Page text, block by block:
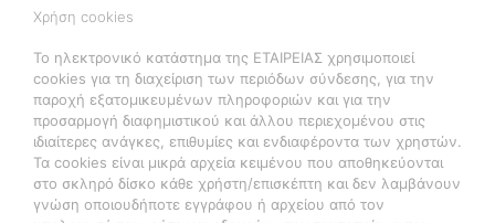
Χρήση cookies
Το ηλεκτρονικό κατάστημα της ΕΤΑΙΡΕΙΑΣ χρησιμοποιεί
cookies για τη διαχείριση των περιόδων σύνδεσης, για την
παροχή εξατομικευμένων πληροφοριών και για την
προσαρμογή διαφημιστικού και άλλου περιεχομένου στις
ιδιαίτερες ανάγκες, επιθυμίες και ενδιαφέροντα των χρηστών.
Τα cookies είναι μικρά αρχεία κειμένου που αποθηκεύονται
στο σκληρό δίσκο κάθε χρήστη/επισκέπτη και δεν λαμβάνουν
γνώση οποιουδήποτε εγγράφου ή αρχείου από τον